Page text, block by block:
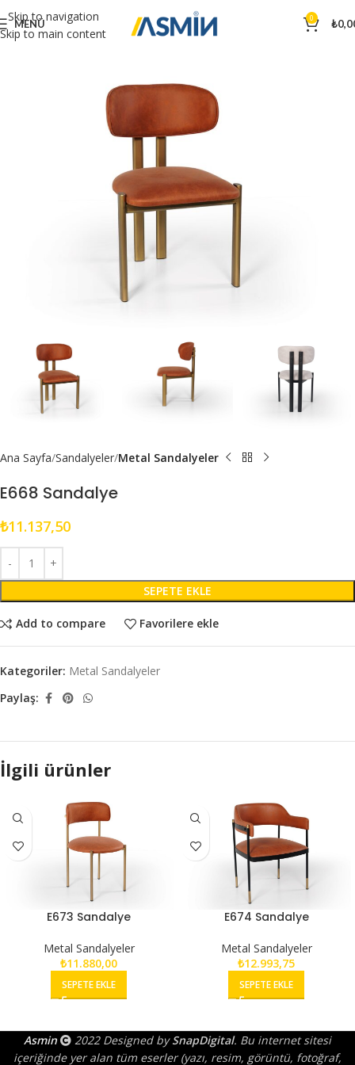
Skip to navigation
Skip to main content
MENÜ 0 ₺
Ana Sayfa Sandalyeler Metal Sandalyeler
E668 Sandalye
₺11.137,50
SEPETE EKLE
Add to compare Favorilere ekle
Kategoriler: Metal Sandalyeler
Paylaş:
İlgili ürünler
E673 Sandalye
Metal Sandalyeler
₺11.880,00
SEPETE EKLE
E674 Sandalye
Metal Sandalyeler
₺12.993,75
SEPETE EKLE
Asmin 2022 Designed bySnapDigital. Bu internet sitesi
içeriğinde yer alan tüm eserler (yazı, resim, görüntü, fotoğraf,